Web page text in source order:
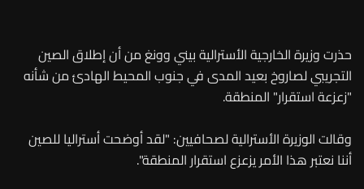
حذرت وزيرة الخارجية الأسترالية بيني وونغ من أن إطلاق الصين
التجريبي لصاروخ بعيد المدى في جنوب المحيط الهادئ من شأنه
"زعزعة استقرار" المنطقة.
وقالت الوزيرة الأسترالية لصحافيين: "لقد أوضحت أستراليا للصين
أننا نعتبر هذا الأمر يزعزع استقرار المنطقة".